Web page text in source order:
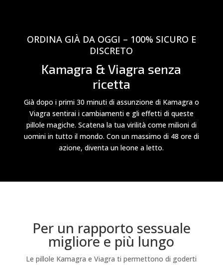
ORDINA GIÀ DA OGGI – 100% SICURO E
DISCRETO
Kamagra & Viagra senza
ricetta
Già dopo i primi 30 minuti di assunzione di Kamagra o
Viagra sentirai i cambiamenti e gli effetti di queste
pillole magiche. Scatena la tua virilità come milioni di
uomini in tutto il mondo. Con un massimo di 48 ore di
azione, diventa un leone a letto.
Per un rapporto sessuale
migliore e più lungo
Le pillole Kamagra e Viagra ti permettono di goderti